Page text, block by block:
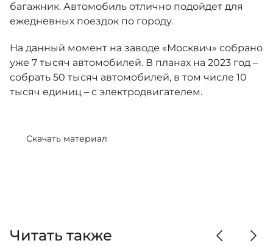
багажник. Автомобиль отлично подойдет для
ежедневных поездок по городу.
На данный момент на заводе «Москвич» собрано
уже 7 тысяч автомобилей. В планах на 2023 год –
собрать 50 тысяч автомобилей, в том числе 10
тысяч единиц – с электродвигателем.
Скачать материал
Читать также